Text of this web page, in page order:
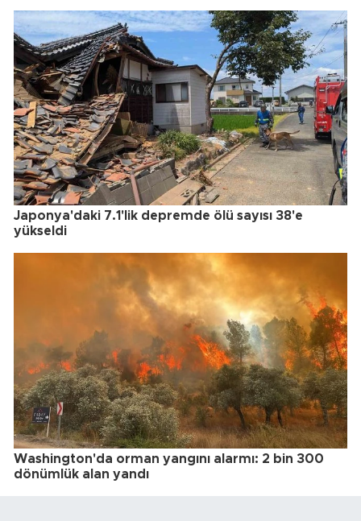
Japonya'daki 7.1'lik depremde ölü sayısı 38'e
yükseldi
Washington'da orman yangını alarmı: 2 bin 300
dönümlük alan yandı